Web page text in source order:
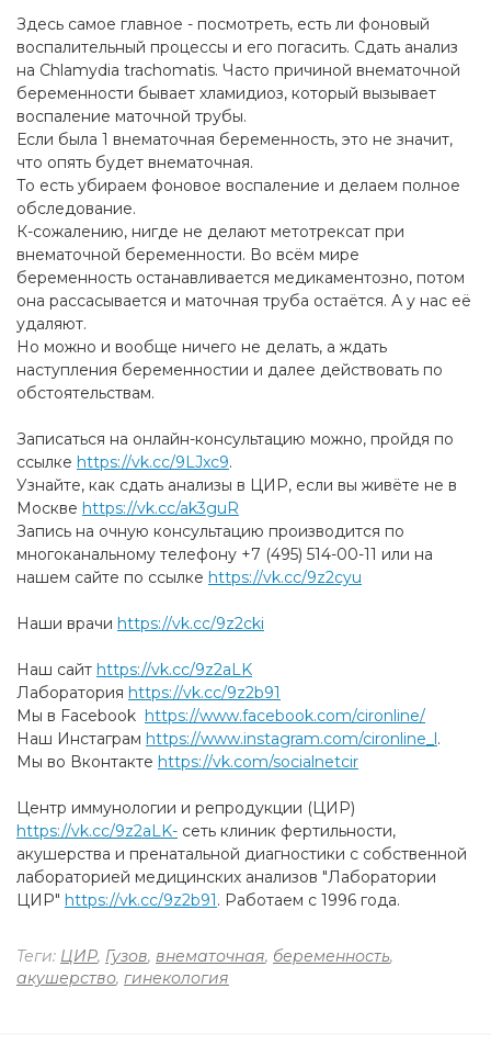
Здесь самое главное - посмотреть, есть ли фоновый
воспалительный процессы и его погасить. Сдать анализ
на Chlamydia trachomatis. Часто причиной внематочной
беременности бывает хламидиоз, который вызывает
воспаление маточной трубы.
Если была 1 внематочная беременность, это не значит,
что опять будет внематочная.
То есть убираем фоновое воспаление и делаем полное
обследование.
К-сожалению, нигде не делают метотрексат при
внематочной беременности. Во всём мире
беременность останавливается медикаментозно, потом
она рассасывается и маточная труба остаётся. А у нас её
удаляют.
Но можно и вообще ничего не делать, а ждать
наступления беременностии и далее действовать по
обстоятельствам.
Записаться на онлайн-консультацию можно, пройдя по
ссылке https://vk.cc/9LJxc9.
Узнайте, как сдать анализы в ЦИР, если вы живёте не в
Москве https://vk.cc/ak3guR
Запись на очную консультацию производится по
многоканальному телефону +7 (495) 514-00-11 или на
нашем сайте по ссылке https://vk.cc/9z2cyu
Наши врачи https://vk.cc/9z2cki
Наш сайт https://vk.cc/9z2aLK
Лаборатория https://vk.cc/9z2b91
Мы в Facebook https://www.facebook.com/cironline/
Наш Инстаграм https://www.instagram.com/cironline_l.
Мы во Вконтакте https://vk.com/socialnetcir
Центр иммунологии и репродукции (ЦИР)
https://vk.cc/9z2aLK- cеть клиник фертильности,
акушерства и пренатальной диагностики с собственной
лабораторией медицинских анализов "Лаборатории
ЦИР" https://vk.cc/9z2b91. Работаем с 1996 года.
Теги: ЦИР, Гузов, внематочная, беременность,
акушерство, гинекология